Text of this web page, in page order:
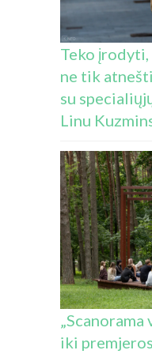
Teko
ne tik
su
Linu
iki